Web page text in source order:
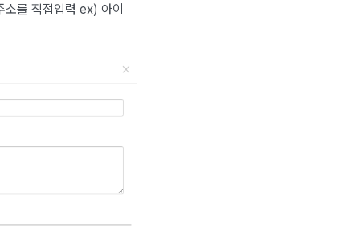
를 직접입력 ex) 아이